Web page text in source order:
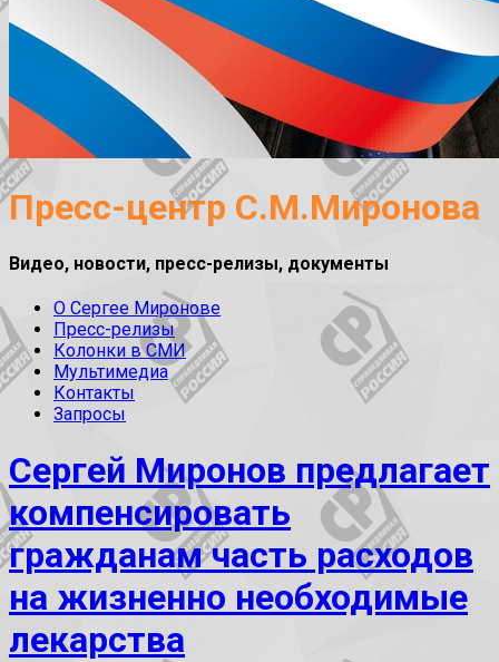
Пресс-центр С.М.Миронова
Видео, новости, пресс-релизы, документы
О Сергее Миронове
Пресс-релизы
Колонки в СМИ
Мультимедиа
Контакты
Запросы
Сергей Миронов предлагает
компенсировать
гражданам часть расходов
на жизненно необходимые
лекарства